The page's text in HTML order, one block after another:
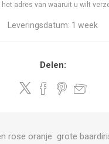
adres van waaruit u wilt
Leveringsdatum: 1 week
Delen:
rose oranje grote